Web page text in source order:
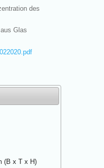
des
Glas
(B x T x H)